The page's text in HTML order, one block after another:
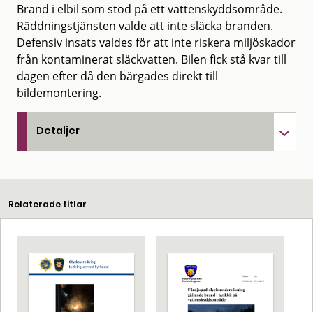
Brand i elbil som stod på ett vattenskyddsområde.
Räddningstjänsten valde att inte släcka branden.
Defensiv insats valdes för att inte riskera miljöskador
från kontaminerat släckvatten. Bilen fick stå kvar till
dagen efter då den bärgades direkt till
bildemontering.
Detaljer
Relaterade titlar